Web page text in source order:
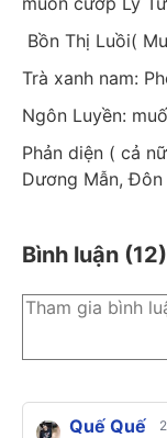
Bồn Thị Luồi(
Trà xanh nam:
Ngôn Luyền:
Phản diện ( cả
Dương Mẫn, Đôn
Bình luận (12)
Quế Quế